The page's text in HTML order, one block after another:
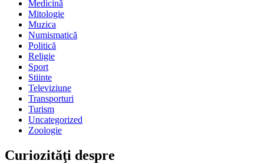
Medicină
Mitologie
Muzica
Numismatică
Politică
Religie
Sport
Stiinte
Televiziune
Transporturi
Turism
Uncategorized
Zoologie
Curiozităţi despre